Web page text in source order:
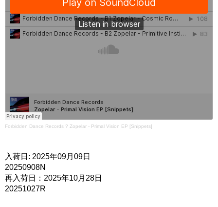
Forbidden Dance Records ? Zopelar - Primal Vision EP [Snippets]
入荷日: 2025年09月09日
20250908N
再入荷日：2025年10月28日
20251027R